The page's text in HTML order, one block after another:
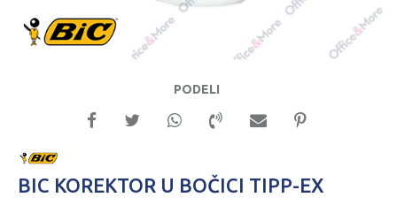
PODELI
BIC KOREKTOR U BOČICI TIPP-EX